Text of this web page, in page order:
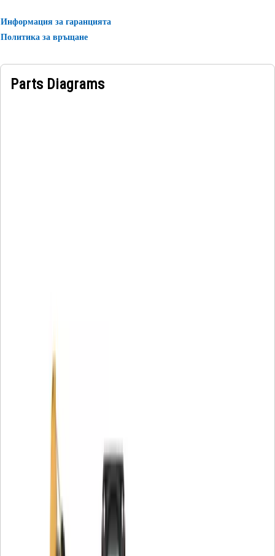
Информация за гаранцията
Политика за връщане
Parts Diagrams